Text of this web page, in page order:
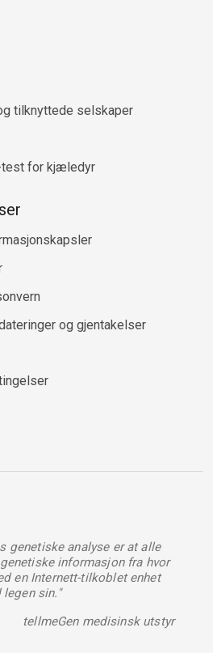
tilknyttede selskaper
test for kjæledyr
og gjentakelser
genetiske analyse er at alle
informasjon fra hvor
en Internett-tilkoblet enhet
legen sin."
tellmeGen medisinsk utstyr